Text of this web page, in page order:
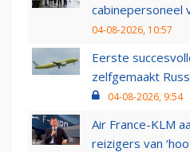
cabinepersoneel
04-08-2026, 10:57
Eerste
zelfgemaakt
04-08-2026, 9:54
Air France-KLM
reizigers van